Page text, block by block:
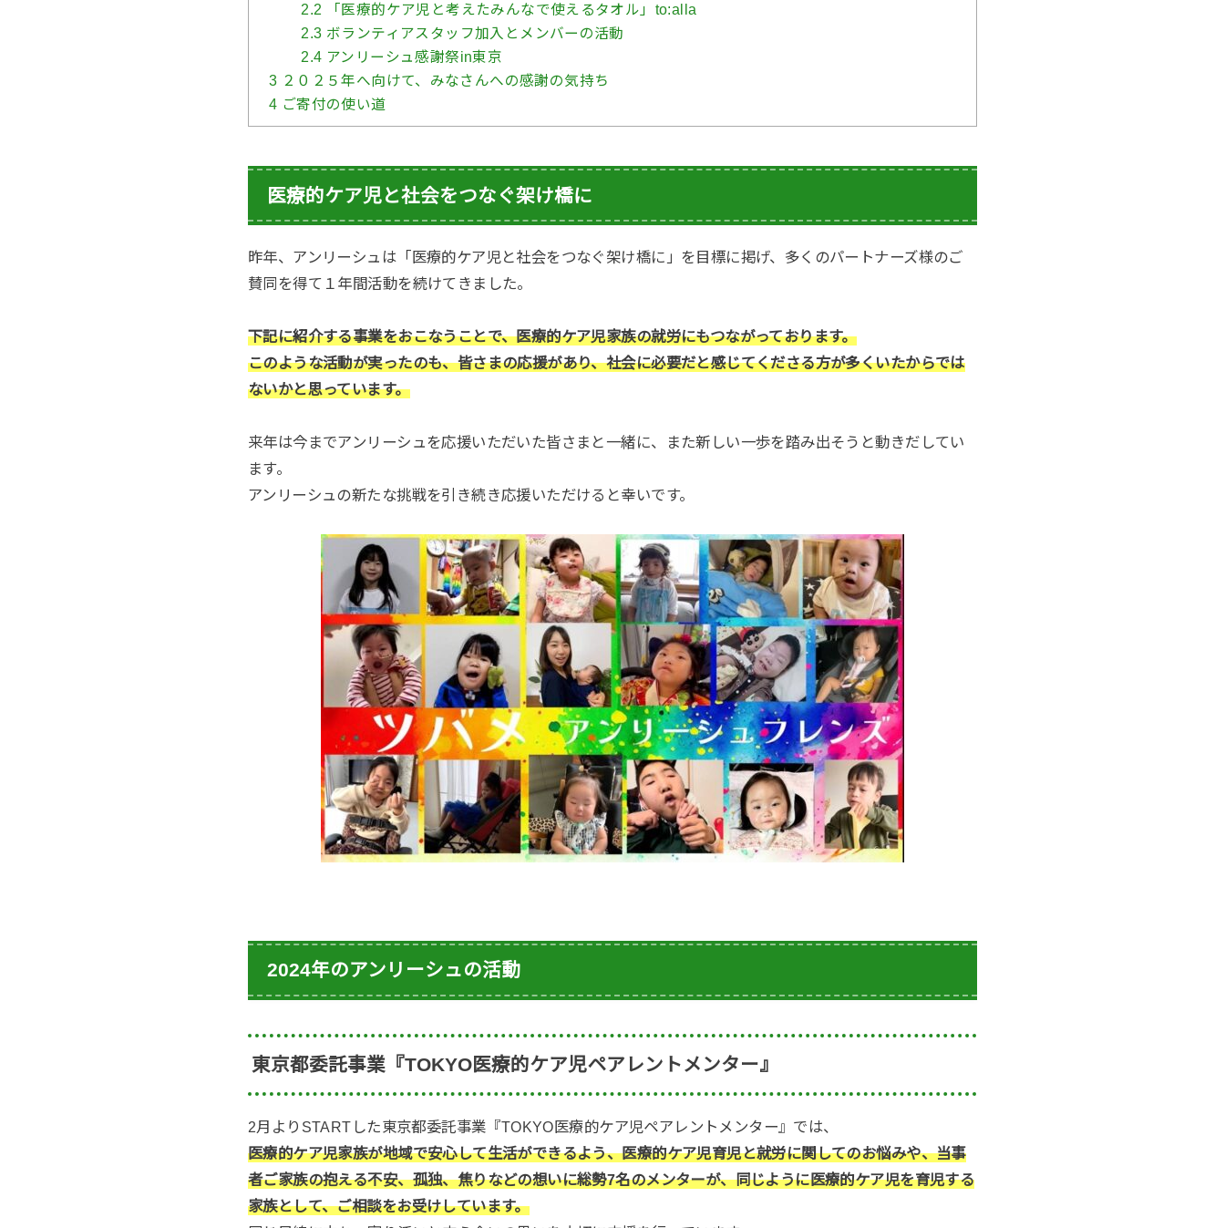
2.2 「医療的ケア児と考えたみんなで使えるタオル」to:alla
2.3 ボランティアスタッフ加入とメンバーの活動
2.4 アンリーシュ感謝祭in東京
3 ２０２５年へ向けて、みなさんへの感謝の気持ち
4 ご寄付の使い道
医療的ケア児と社会をつなぐ架け橋に
昨年、アンリーシュは「医療的ケア児と社会をつなぐ架け橋に」を目標に掲げ、多くのパートナーズ様のご
賛同を得て１年間活動を続けてきました。
下記に紹介する事業をおこなうことで、医療的ケア児家族の就労にもつながっております。
このような活動が実ったのも、皆さまの応援があり、社会に必要だと感じてくださる方が多くいたからでは
ないかと思っています。
来年は今までアンリーシュを応援いただいた皆さまと一緒に、また新しい一歩を踏み出そうと動きだしてい
ます。
アンリーシュの新たな挑戦を引き続き応援いただけると幸いです。
2024年のアンリーシュの活動
東京都委託事業『TOKYO医療的ケア児ペアレントメンター』
2月よりSTARTした東京都委託事業『TOKYO医療的ケア児ペアレントメンター』では、
医療的ケア児家族が地域で安心して生活ができるよう、医療的ケア児育児と就労に関してのお悩みや、当事
者ご家族の抱える不安、孤独、焦りなどの想いに総勢7名のメンターが、同じように医療的ケア児を育児する
家族として、ご相談をお受けしています。